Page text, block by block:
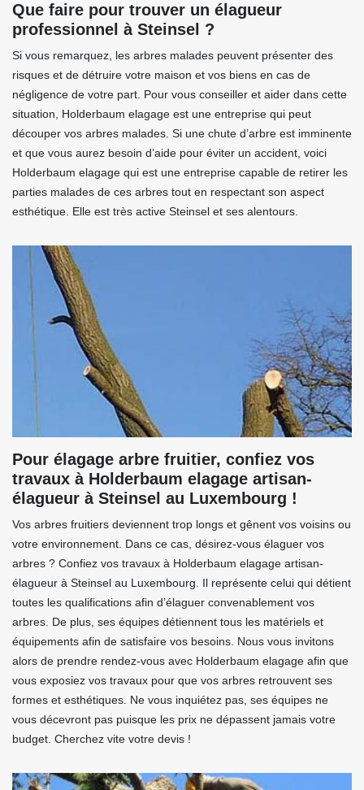
Que faire pour trouver un élagueur
professionnel à Steinsel ?
Si vous remarquez, les arbres malades peuvent présenter des
risques et de détruire votre maison et vos biens en cas de
négligence de votre part. Pour vous conseiller et aider dans cette
situation, Holderbaum elagage est une entreprise qui peut
découper vos arbres malades. Si une chute d’arbre est imminente
et que vous aurez besoin d’aide pour éviter un accident, voici
Holderbaum elagage qui est une entreprise capable de retirer les
parties malades de ces arbres tout en respectant son aspect
esthétique. Elle est très active Steinsel et ses alentours.
Pour élagage arbre fruitier, confiez vos
travaux à Holderbaum elagage artisan-
élagueur à Steinsel au Luxembourg !
Vos arbres fruitiers deviennent trop longs et gênent vos voisins ou
votre environnement. Dans ce cas, désirez-vous élaguer vos
arbres ? Confiez vos travaux à Holderbaum elagage artisan-
élagueur à Steinsel au Luxembourg. Il représente celui qui détient
toutes les qualifications afin d’élaguer convenablement vos
arbres. De plus, ses équipes détiennent tous les matériels et
équipements afin de satisfaire vos besoins. Nous vous invitons
alors de prendre rendez-vous avec Holderbaum elagage afin que
vous exposiez vos travaux pour que vos arbres retrouvent ses
formes et esthétiques. Ne vous inquiétez pas, ses équipes ne
vous décevront pas puisque les prix ne dépassent jamais votre
budget. Cherchez vite votre devis !